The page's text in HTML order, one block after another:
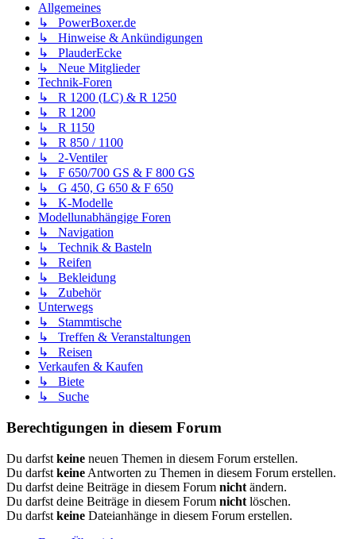
Allgemeines
↳ PowerBoxer.de
↳ Hinweise & Ankündigungen
↳ PlauderEcke
↳ Neue Mitglieder
Technik-Foren
↳ R 1200 (LC) & R 1250
↳ R 1200
↳ R 1150
↳ R 850 / 1100
↳ 2-Ventiler
↳ F 650/700 GS & F 800 GS
↳ G 450, G 650 & F 650
↳ K-Modelle
Modellunabhängige Foren
↳ Navigation
↳ Technik & Basteln
↳ Reifen
↳ Bekleidung
↳ Zubehör
Unterwegs
↳ Stammtische
↳ Treffen & Veranstaltungen
↳ Reisen
Verkaufen & Kaufen
↳ Biete
↳ Suche
Berechtigungen in diesem Forum
Du darfst keine neuen Themen in diesem Forum erstellen.
Du darfst keine Antworten zu Themen in diesem Forum erstellen.
Du darfst deine Beiträge in diesem Forum nicht ändern.
Du darfst deine Beiträge in diesem Forum nicht löschen.
Du darfst keine Dateianhänge in diesem Forum erstellen.